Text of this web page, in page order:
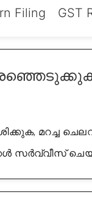
Filing GST
മറച്ച
സർവ്വീസ്